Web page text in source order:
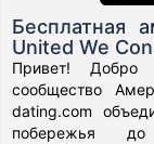
Бесплатная
United We
Привет! Добро
сообщество
dating.com
побережья до